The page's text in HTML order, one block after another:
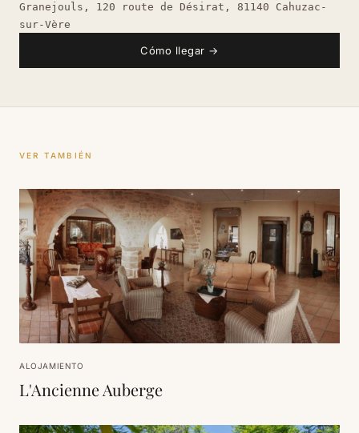
Granejouls, 120 route de Désirat, 81140 Cahuzac-
sur-Vère
Cómo llegar →
VER TAMBIÉN
ALOJAMIENTO
L'Ancienne Auberge